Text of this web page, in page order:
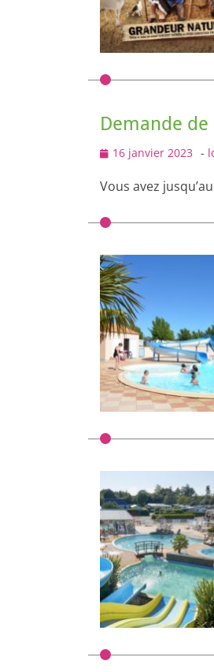
Demande de
Posted
16 janvier 2023 -
Vous avez